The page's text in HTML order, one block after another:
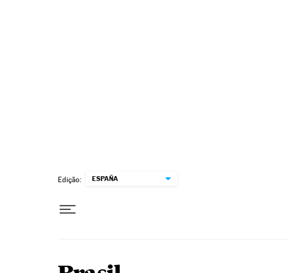
Edição: ESPAÑA